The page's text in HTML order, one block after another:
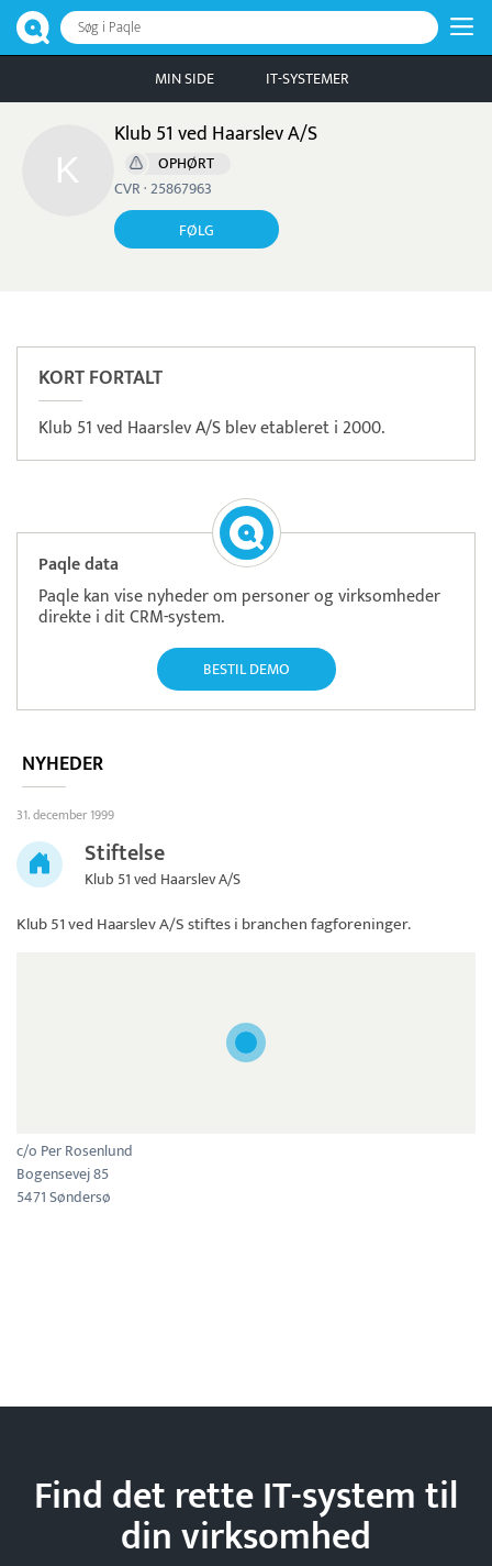
Søg i Paqle
MIN SIDE IT-SYSTEMER
Klub 51 ved Haarslev A/S
OPHØRT
CVR · 25867963
FØLG
KORT FORTALT
Klub 51 ved Haarslev A/S blev etableret i 2000.
Paqle data
Paqle kan vise nyheder om personer og virksomheder
direkte i dit CRM-system.
BESTIL DEMO
NYHEDER
31. december 1999
Stiftelse
Klub 51 ved Haarslev A/S
Klub 51 ved Haarslev A/Sstiftes i branchen fagforeninger.
c/o Per Rosenlund
Bogensevej 85
5471 Søndersø
Find det rette IT-system til
dinvirksomhed